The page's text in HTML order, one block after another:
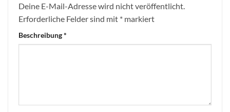
Deine E-Mail-Adresse wird nicht veröffentlicht.
Erforderliche Felder sind mit * markiert
Beschreibung*